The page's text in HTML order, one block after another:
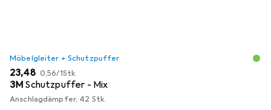
Möbelgleiter + Schutzpuffer
EUR
23,48 EUR
0,56/1Stk.
3M Schutzpuffer - Mix
Anschlagdämpfer, 42 Stk.